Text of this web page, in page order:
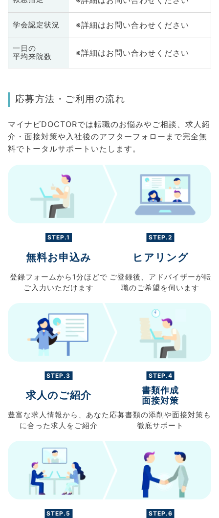
学会認定状況 ※詳細はお問い合わせください
一日の
平均来院数
※詳細はお問い合わせください
応募方法・ご利用の流れ
マイナビDOCTORでは転職のお悩みやご相談、求人紹
介・面接対策や入社後のアフターフォローまで完全無
料でトータルサポートいたします。
STEP.1
無料お申込み
登録フォームから 1分ほどで
ご入力 いただけます
STEP.2
ヒアリング
ご登録後、 アドバイザーが転
職のご希望を伺います
STEP.3
求人のご紹介
豊富な求人情報から、 あなた
に合った求人を ご紹介
STEP.4
書類作成
面接対策
応募書類の添削や面接対策も
徹底サポート
STEP.5 STEP.6